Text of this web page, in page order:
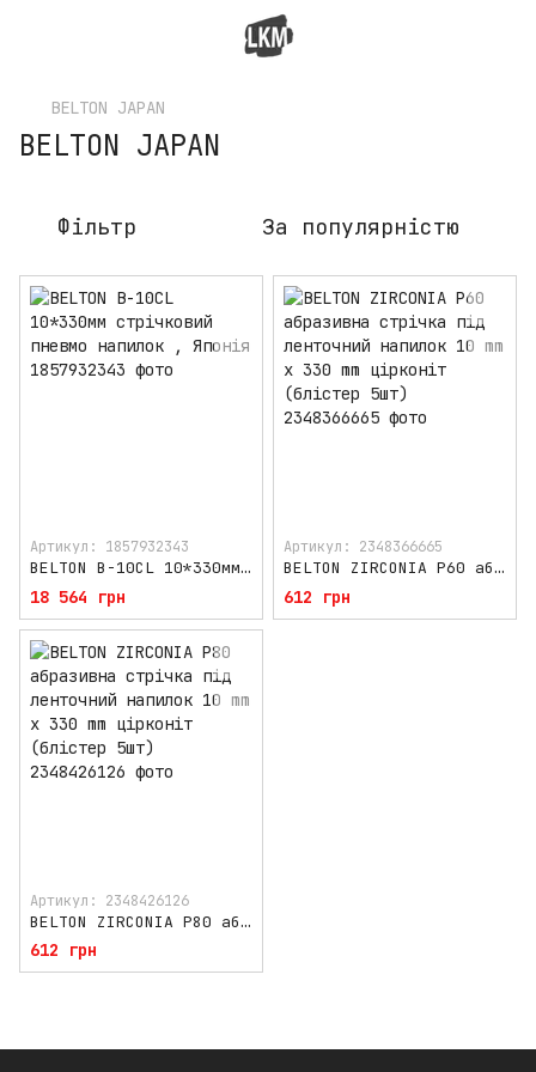
BELTON JAPAN
BELTON JAPAN
Фільтр За популярністю
Артикул: 1857932343
BELTON B-10CL 10*330мм стрічковий пневмо напилок , Японія
18 564 грн
Артикул: 2348366665
BELTON ZIRCONIA P60 абразивна стрічка під ленточний напилок 10 mm x 330 mm цірконіт (блістер 5шт)
612 грн
Артикул: 2348426126
BELTON ZIRCONIA P80 абразивна стрічка під ленточний напилок 10 mm x 330 mm цірконіт (блістер 5шт)
612 грн